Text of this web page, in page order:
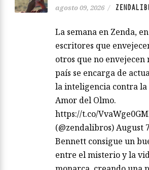
agosto 09, 2026 /
La semana en Zenda,
escritores que
otros que no
país se encarga de
la inteligencia contra la
Amor del Olmo.
https://t.co/
(@zendalibros) August
Bennett consigue un
entre el misterio y la